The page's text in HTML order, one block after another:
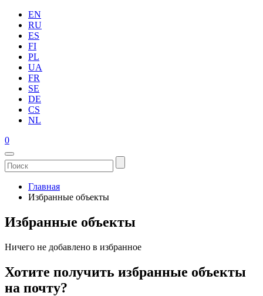
EN
RU
ES
FI
PL
UA
FR
SE
DE
CS
NL
0
Главная
Избранные объекты
Избранные объекты
Ничего не добавлено в избранное
Хотите получить избранные объекты
на почту?